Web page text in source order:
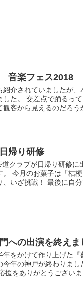
音楽フェス2018
紹介されていましたが
した。 交差点で踊るっ
観客から見えるのだろう
帰り研修
クラブが日帰り研修に
。 今月のお菓子は「桔
、いざ挑戦！ 最後に自
への出演を終えま
年をかけて作り上げた
今年の神戸が終わりま
援をありがとうございま